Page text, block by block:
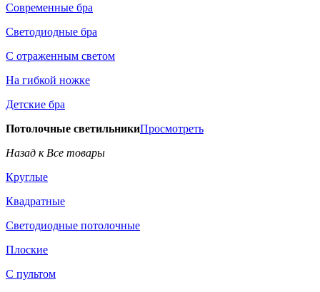
Современные бра
Светодиодные бра
С отраженным светом
На гибкой ножке
Детские бра
Потолочные светильникиПросмотреть
Назад к Все товары
Круглые
Квадратные
Светодиодные потолочные
Плоские
С пультом